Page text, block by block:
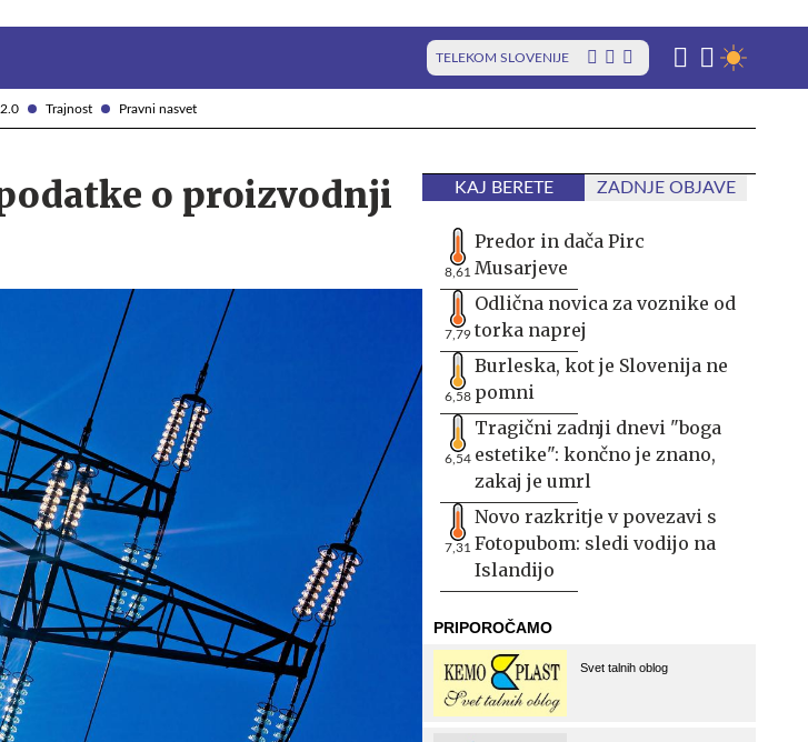
Trajnost Pravni nasvet
TELEKOM SLOVENIJE
o proizvodnji
KAJ BERETE ZADNJE OBJAVE
8,61
Predor in dača Pirc
Musarjeve
7,79
Odlična novica za voznike od
torka naprej
6,58
Burleska, kot je Slovenija ne
pomni
6,54
Tragični zadnji dnevi "boga
estetike": končno je znano,
zakaj je umrl
7,31
Novo razkritje v povezavi s
Fotopubom: sledi vodijo na
Islandijo